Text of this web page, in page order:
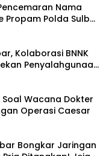
Nama
Propam Polda Sulbar
Kolaborasi BNNK
Penyalahgunaan
Wacana Dokter
Operasi Caesar
Bongkar Jaringan